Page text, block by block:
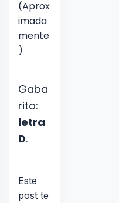
(Aprox
imada
mente
)
Gaba
rito:
letra
D.
Este
post te